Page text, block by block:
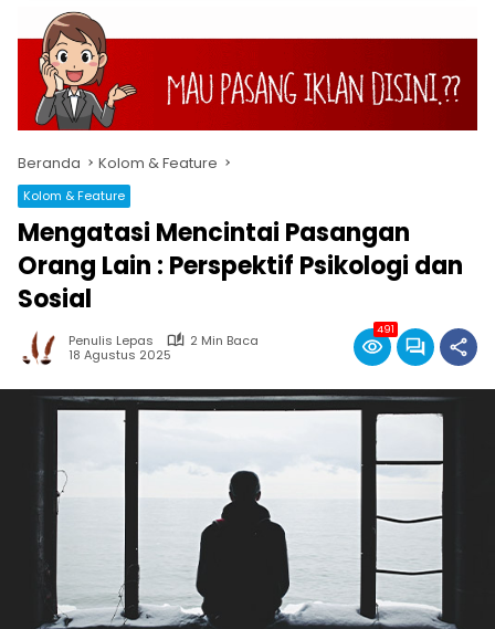
Beranda Kolom & Feature
Kolom & Feature
Mengatasi Mencintai Pasangan
Orang Lain : Perspektif Psikologi dan
Sosial
Penulis Lepas
2 Min Baca
18 Agustus 2025
491